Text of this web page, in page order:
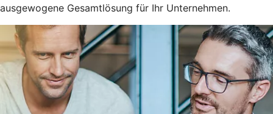
ausgewogene Gesamtlösung für Ihr Unternehmen.